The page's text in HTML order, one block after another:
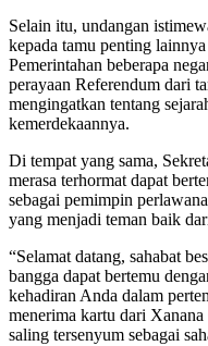
Selain itu, undangan
kepada tamu penting
Pemerintahan beberapa
perayaan Referendum dari
mengingatkan tentang
kemerdekaannya.
Di tempat yang sama,
merasa terhormat dapat
sebagai pemimpin
yang menjadi teman baik
“Selamat datang, sahabat
bangga dapat bertemu
kehadiran Anda dalam
menerima kartu dari
saling tersenyum sebagai